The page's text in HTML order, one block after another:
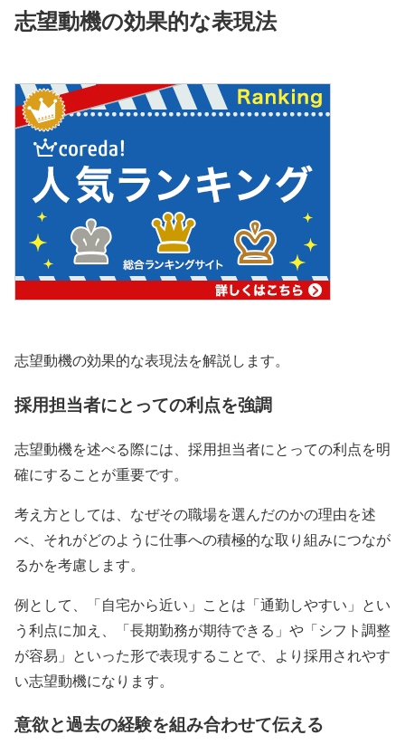
志望動機の効果的な表現法
志望動機の効果的な表現法を解説します。
採用担当者にとっての利点を強調
志望動機を述べる際には、採用担当者にとっての利点を明
確にすることが重要です。
考え方としては、なぜその職場を選んだのかの理由を述
べ、それがどのように仕事への積極的な取り組みにつなが
るかを考慮します。
例として、「自宅から近い」ことは「通勤しやすい」とい
う利点に加え、「長期勤務が期待できる」や「シフト調整
が容易」といった形で表現することで、より採用されやす
い志望動機になります。
意欲と過去の経験を組み合わせて伝える